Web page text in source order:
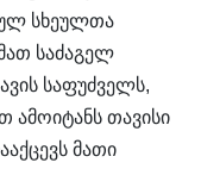
სხეულთა
საძაგელ
საფუძველს,
ამოიტანს თავისი
მათი